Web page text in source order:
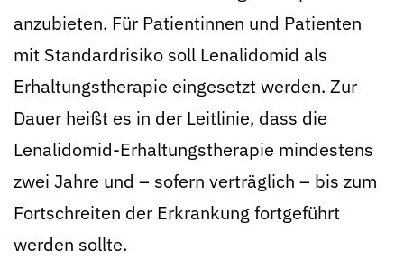
anzubieten. Für Patientinnen und Patienten
mit Standardrisiko soll Lenalidomid als
Erhaltungstherapie eingesetzt werden. Zur
Dauer heißt es in der Leitlinie, dass die
Lenalidomid-Erhaltungstherapie mindestens
zwei Jahre und – sofern verträglich – bis zum
Fortschreiten der Erkrankung fortgeführt
werden sollte.